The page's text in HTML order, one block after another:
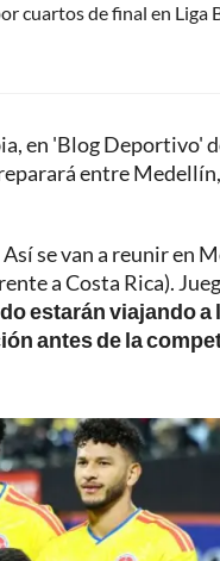
cuartos de final en Liga
en 'Blog Deportivo'
entre
se van a reunir en
a Costa Rica).
estarán viajando a
antes de la